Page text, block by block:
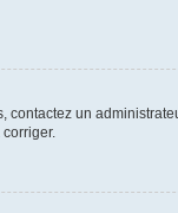
contactez un